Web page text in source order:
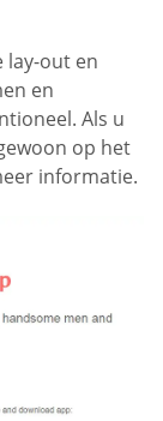
lay-out en
en
Als u
op het
informatie.